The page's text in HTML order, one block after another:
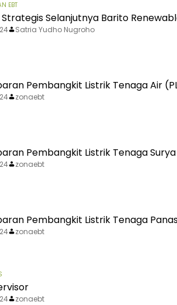
EBT
Selanjutnya Barito
Satria Yudho Nugroho
Pembangkit Listrik Tenaga Air
zonaebt
Pembangkit Listrik Tenaga
zonaebt
Pembangkit Listrik Tenaga
zonaebt
zonaebt